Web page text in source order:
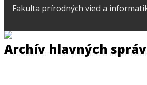
Archív hlavných správ